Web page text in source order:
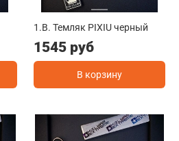
1.B. Темляк PIXIU черный
1545 руб
В корзину